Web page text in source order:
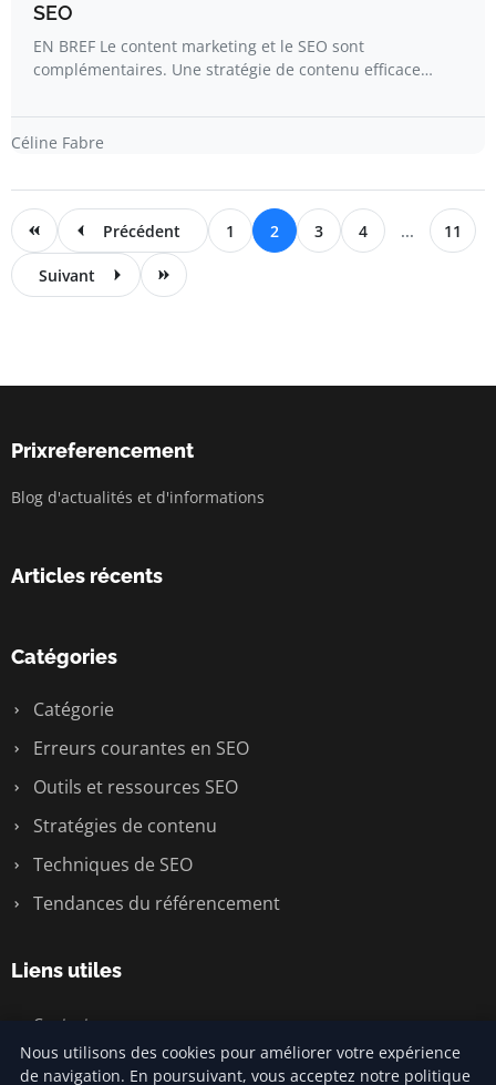
SEO
EN BREF Le content marketing et le SEO sont
complémentaires. Une stratégie de contenu efficace…
Céline Fabre
Précédent 1 2 3 4 ... 11
Suivant
Prixreferencement
Blog d'actualités et d'informations
Articles récents
Catégories
Catégorie
Erreurs courantes en SEO
Outils et ressources SEO
Stratégies de contenu
Techniques de SEO
Tendances du référencement
Liens utiles
Contact
Nous utilisons des cookies pour améliorer votre expérience
de navigation. En poursuivant, vous acceptez notre politique